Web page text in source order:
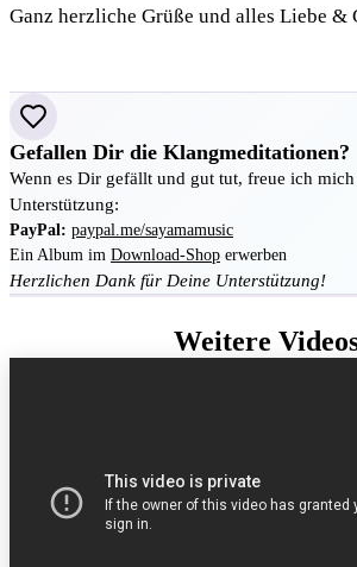
Ganz herzliche Grüße und alles Liebe &
Gefallen Dir die Klangmeditationen?
Wenn es Dir gefällt und gut tut, freue ich
Unterstützung:
PayPal: paypal.me/sayamamusic
Ein Album im Download-Shop erwerben
Herzlichen Dank für Deine Unterstützung!
Weitere